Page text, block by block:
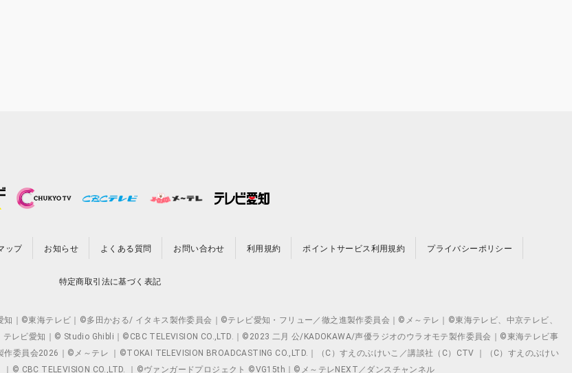
ップ お知らせ よくある質問 お問い合わせ 利用規約 ポイントサービス利用規約 プライバシーポリシー
特定商取引法に基づく表記
｜©東海テレビ｜©多田かおる/ イタキス製作委員会｜©テレビ愛知・フリュー／徹之進製作委員会｜©メ～テレ｜©東海テレビ、中京テレビ、
レビ愛知｜© Studio Ghibli｜©CBC TELEVISION CO.,LTD.｜©2023 二月 公/KADOKAWA/声優ラジオのウラオモテ製作委員会｜©東海テレビ事
員会2026｜©メ～テレ ｜©TOKAI TELEVISION BROADCASTING CO.,LTD.｜（C）すえのぶけいこ／講談社（C）CTV ｜（C）すえのぶけい
｜© CBC TELEVISION CO.,LTD. ｜©ヴァンガードプロジェクト ©VG15th｜©メ～テレNEXT／ダンスチャンネル